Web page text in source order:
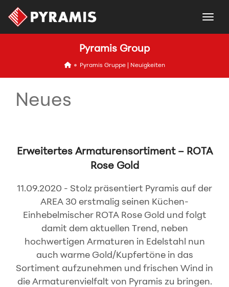
Pyramis Group
iconPyramis Gruppe | Neuigkeiten
Neues
Erweitertes Armaturensortiment – ROTA
Rose Gold
11.09.2020 - Stolz präsentiert Pyramis auf der
AREA 30 erstmalig seinen Küchen-
Einhebelmischer ROTA Rose Gold und folgt
damit dem aktuellen Trend, neben
hochwertigen Armaturen in Edelstahl nun
auch warme Gold/Kupfertöne in das
Sortiment aufzunehmen und frischen Wind in
die Armaturenvielfalt von Pyramis zu bringen.